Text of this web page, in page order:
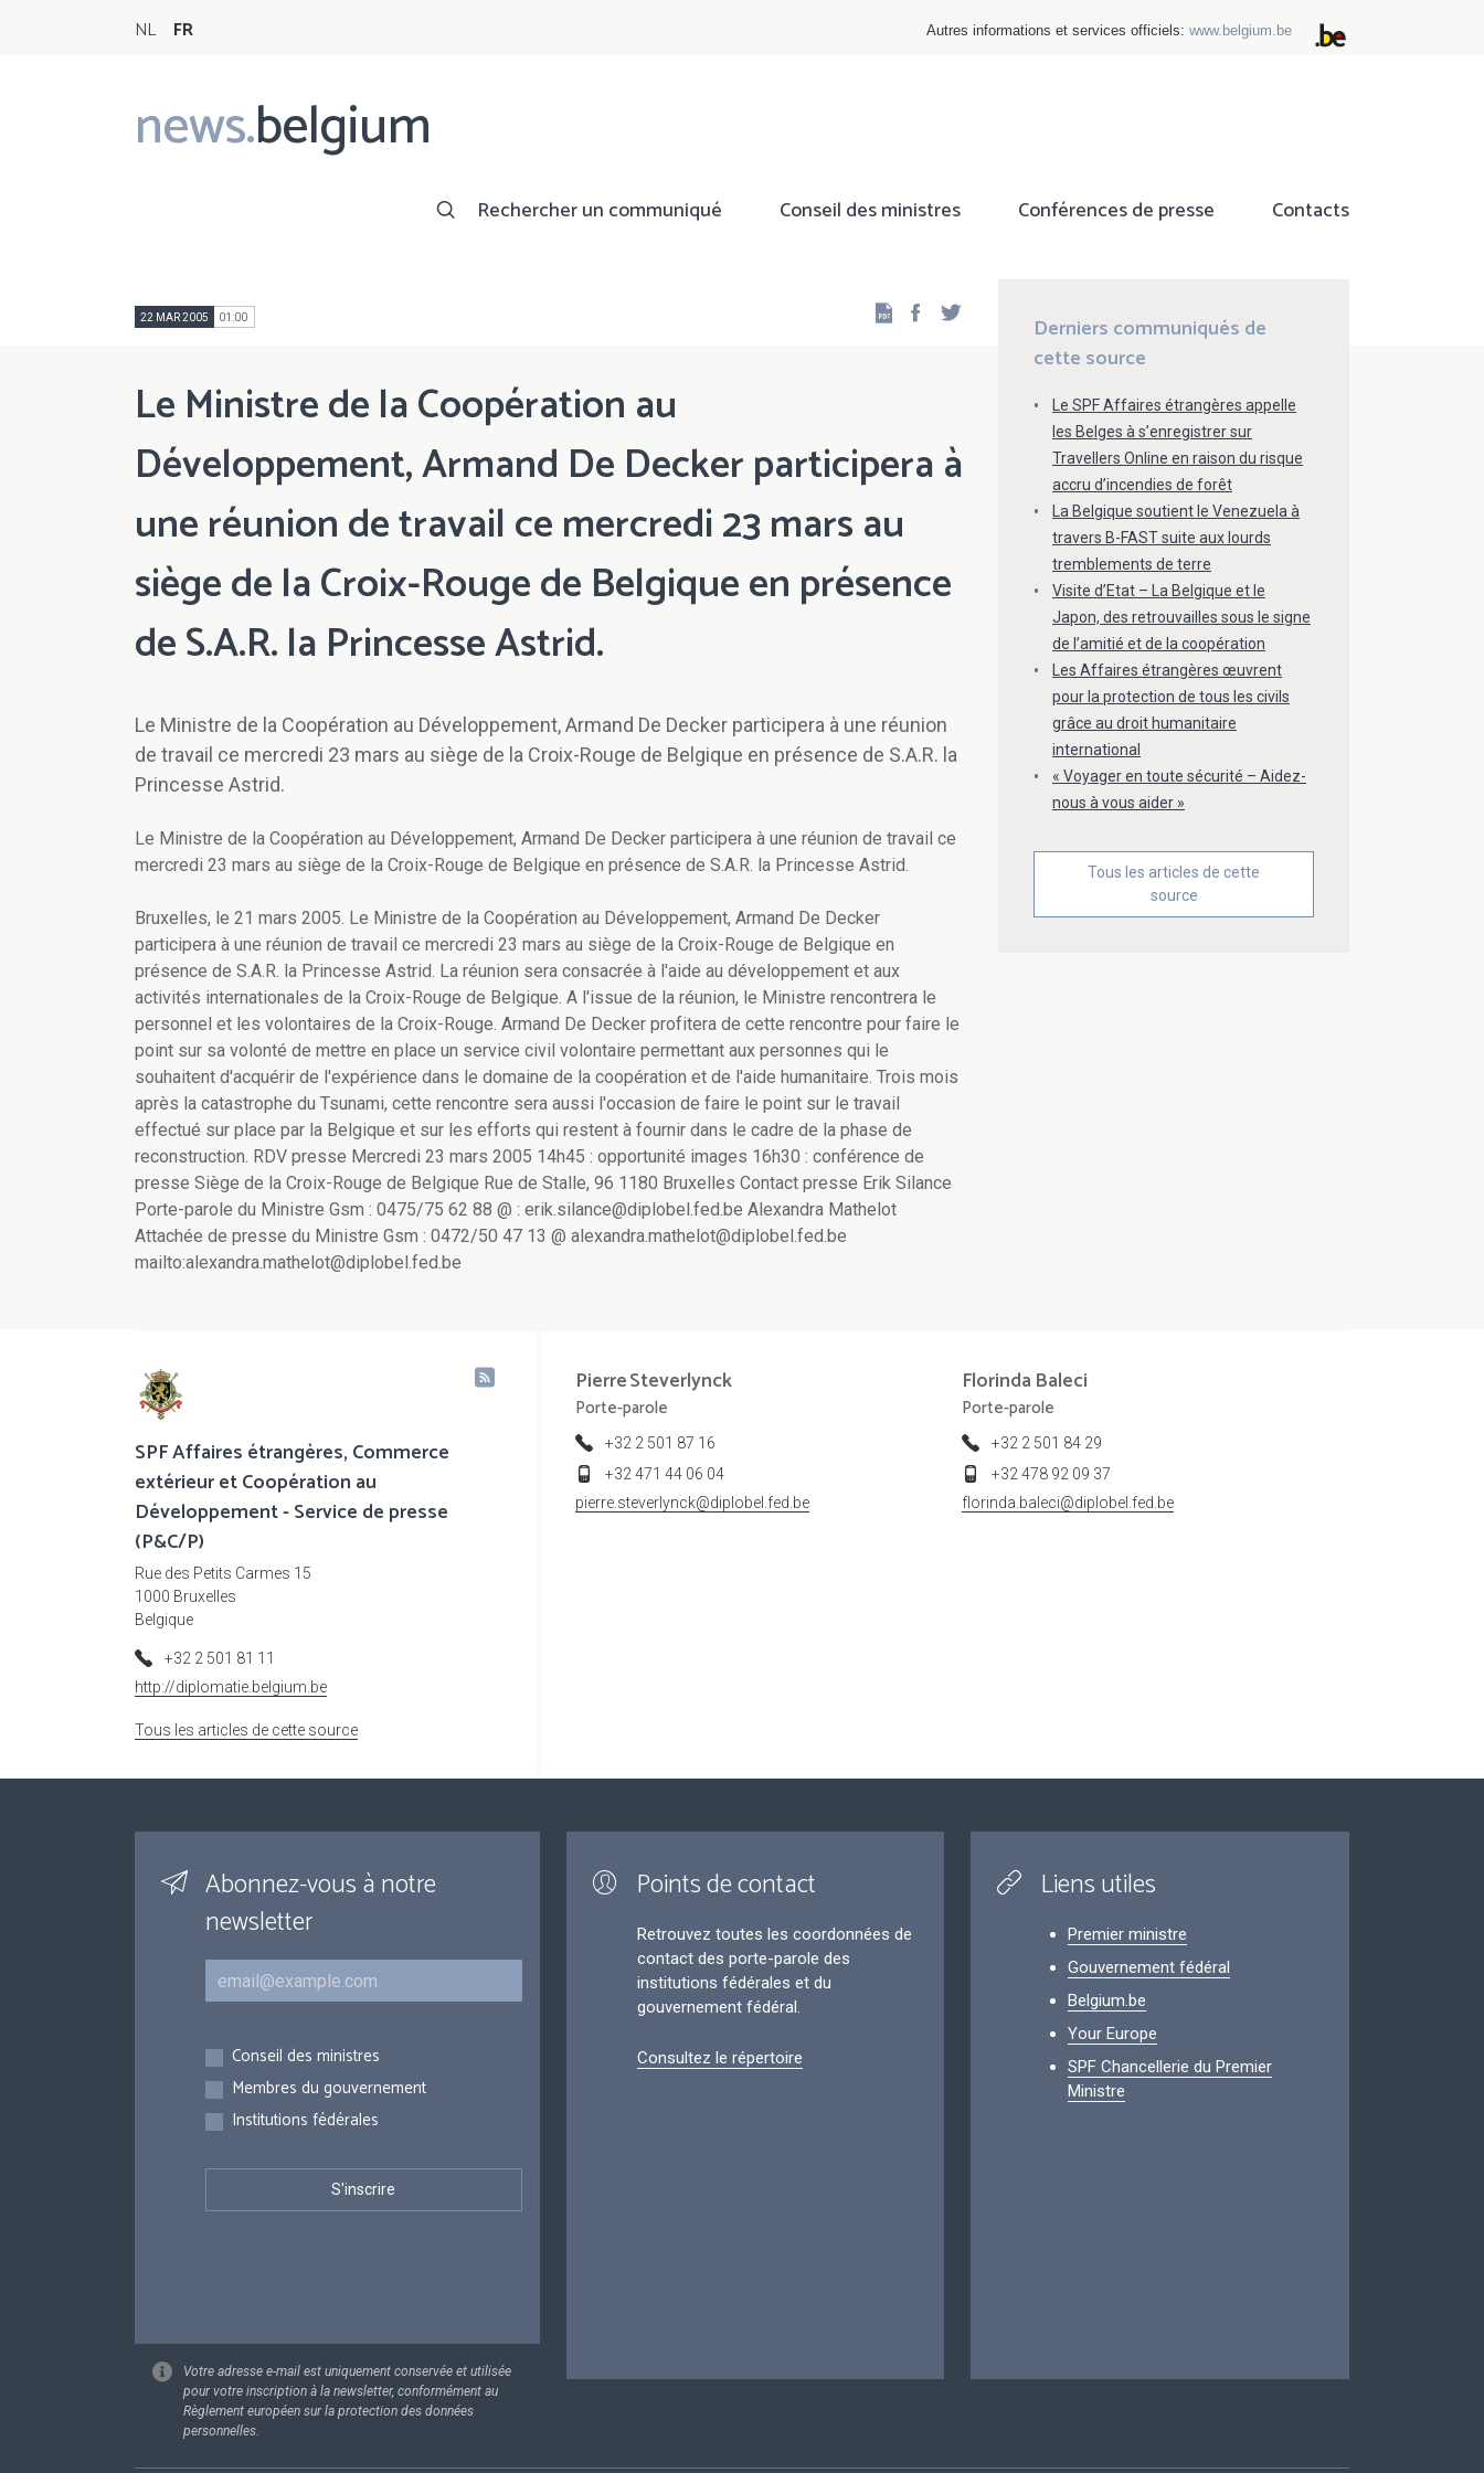
NL FR Autres informations et services officiels: www.belgium.be
news.belgium
Main
navigation
Rechercher un communiqué Conseil des ministres Conférences de presse Contacts
22 MAR 2005 01:00 Facebook
Le Ministre de la Coopération au
Développement, Armand De Decker participera à
une réunion de travail ce mercredi 23 mars au
siège de la Croix-Rouge de Belgique en présence
de S.A.R. la Princesse Astrid.
Le Ministre de la Coopération au Développement, Armand De Decker participera à une réunion
de travail ce mercredi 23 mars au siège de la Croix-Rouge de Belgique en présence de S.A.R. la
Princesse Astrid.
Le Ministre de la Coopération au Développement, Armand De Decker participera à une réunion de travail ce
mercredi 23 mars au siège de la Croix-Rouge de Belgique en présence de S.A.R. la Princesse Astrid.
Bruxelles, le 21 mars 2005. Le Ministre de la Coopération au Développement, Armand De Decker
participera à une réunion de travail ce mercredi 23 mars au siège de la Croix-Rouge de Belgique en
présence de S.A.R. la Princesse Astrid. La réunion sera consacrée à l'aide au développement et aux
activités internationales de la Croix-Rouge de Belgique. A l'issue de la réunion, le Ministre rencontrera le
personnel et les volontaires de la Croix-Rouge. Armand De Decker profitera de cette rencontre pour faire le
point sur sa volonté de mettre en place un service civil volontaire permettant aux personnes qui le
souhaitent d'acquérir de l'expérience dans le domaine de la coopération et de l'aide humanitaire. Trois mois
après la catastrophe du Tsunami, cette rencontre sera aussi l'occasion de faire le point sur le travail
effectué sur place par la Belgique et sur les efforts qui restent à fournir dans le cadre de la phase de
reconstruction. RDV presse Mercredi 23 mars 2005 14h45 : opportunité images 16h30 : conférence de
presse Siège de la Croix-Rouge de Belgique Rue de Stalle, 96 1180 Bruxelles Contact presse Erik Silance
Porte-parole du Ministre Gsm : 0475/75 62 88 @ : erik.silance@diplobel.fed.be Alexandra Mathelot
Attachée de presse du Ministre Gsm : 0472/50 47 13 @ alexandra.mathelot@diplobel.fed.be
mailto:alexandra.mathelot@diplobel.fed.be
Derniers communiqués de
cette source
Le SPF Affaires étrangères appelle
les Belges à s’enregistrer sur
Travellers Online en raison du risque
accru d’incendies de forêt
La Belgique soutient le Venezuela à
travers B-FAST suite aux lourds
tremblements de terre
Visite d’Etat – La Belgique et le
Japon, des retrouvailles sous le signe
de l’amitié et de la coopération
Les Affaires étrangères œuvrent
pour la protection de tous les civils
grâce au droit humanitaire
international
« Voyager en toute sécurité – Aidez-
nous à vous aider »
Tous les articles de cette
source
SPF Affaires étrangères, Commerce
extérieur et Coopération au
Développement - Service de presse
(P&C/P)
Rue des Petits Carmes 15
1000 Bruxelles
Belgique
+32 2 501 81 11
http://diplomatie.belgium.be
Tous les articles de cette source
PierreSteverlynck
Porte-parole
+32 2 501 87 16
+32 471 44 06 04
pierre.steverlynck@diplobel.fed.be
Florinda Baleci
Porte-parole
+32 2 501 84 29
+32 478 92 09 37
florinda.baleci@diplobel.fed.be
Abonnez-vous à notre
newsletter
Courriel
Inscriptions
Conseil des ministres
Membres du gouvernement
Institutions fédérales
Votre adresse e-mail est uniquement conservée et utilisée
pour votre inscription à la newsletter, conformément au
Règlement européen sur la protection des données
personnelles.
Points de contact
Retrouvez toutes les coordonnées de
contact des porte-parole des
institutions fédérales et du
gouvernement fédéral.
Consultez le répertoire
Liens utiles
Premier ministre
Gouvernement fédéral
Belgium.be
Your Europe
SPF Chancellerie du Premier
Ministre